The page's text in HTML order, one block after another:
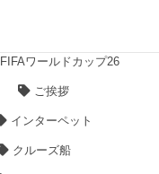
FIFAワールドカップ26
ご挨拶
インターペット
クルーズ船